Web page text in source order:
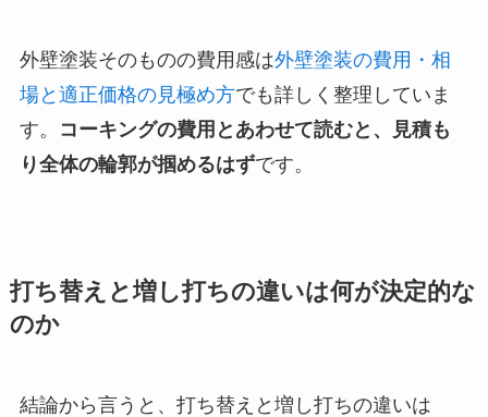
外壁塗装そのものの費用感は外壁塗装の費用・相
場と適正価格の見極め方でも詳しく整理していま
す。
コーキングの費用とあわせて読むと、見積も
り全体の輪郭が掴めるはずです。
打ち替えと増し打ちの違いは何が決定的な
のか
結論から言うと、打ち替えと増し打ちの違いは